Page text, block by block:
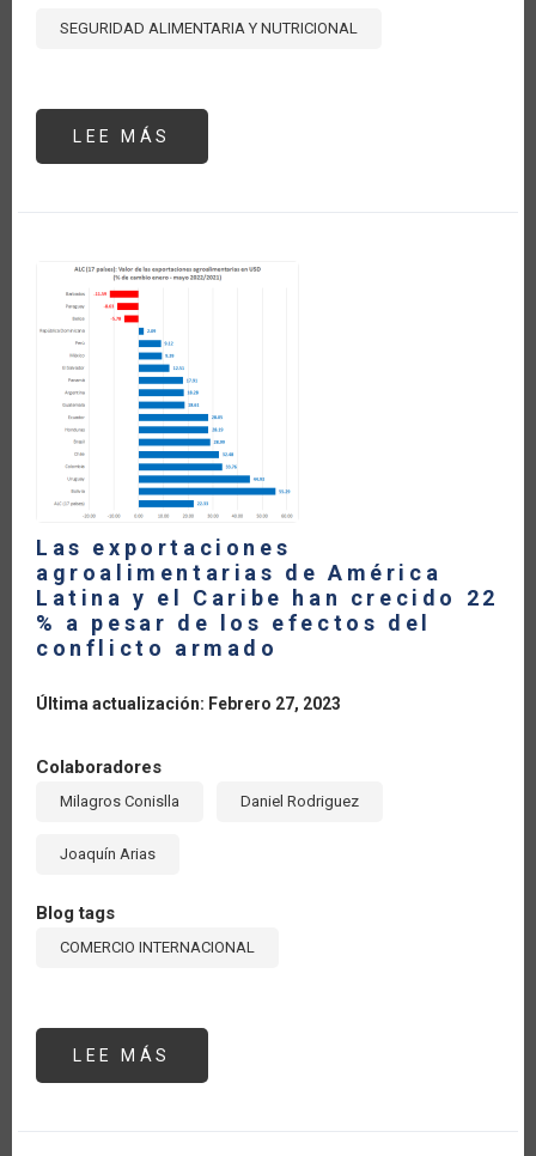
SEGURIDAD ALIMENTARIA Y NUTRICIONAL
LEE MÁS
137%
DE
FERTILIZANTES
AMÉRICA
LATINA
Y
EL
CARIBE
EN
2022
Las exportaciones
agroalimentarias de América
Latina y el Caribe han crecido 22
% a pesar de los efectos del
conflicto armado
Última actualización: Febrero 27, 2023
Colaboradores
Milagros Conislla Daniel Rodriguez
Joaquín Arias
Blog tags
COMERCIO INTERNACIONAL
LEE MÁS
EXPORTACIONES